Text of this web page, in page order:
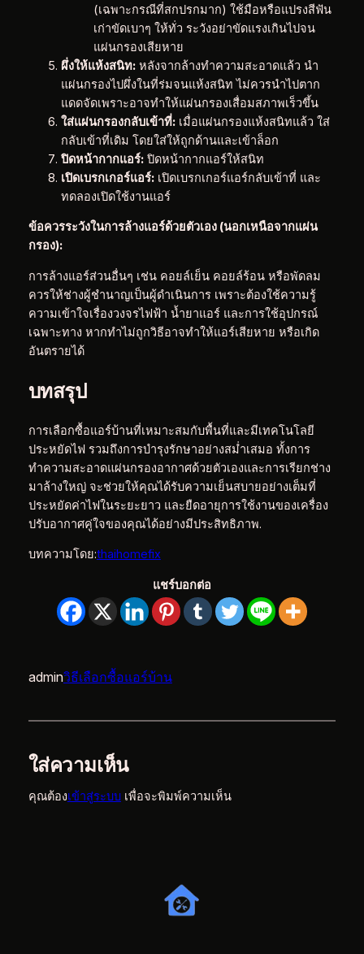
(เฉพาะกรณีที่สกปรกมาก) ใช้มือหรือแปรงสีฟัน
เก่าขัดเบาๆ ให้ทั่ว ระวังอย่าขัดแรงเกินไปจน
แผ่นกรองเสียหาย
ผึ่งให้แห้งสนิท:หลังจากล้างทำความสะอาดแล้ว นำ
แผ่นกรองไปผึ่งในที่ร่มจนแห้งสนิท ไม่ควรนำไปตาก
แดดจัดเพราะอาจทำให้แผ่นกรองเสื่อมสภาพเร็วขึ้น
ใส่แผ่นกรองกลับเข้าที่:เมื่อแผ่นกรองแห้งสนิทแล้ว ใส่
กลับเข้าที่เดิม โดยใส่ให้ถูกด้านและเข้าล็อก
ปิดหน้ากากแอร์:ปิดหน้ากากแอร์ให้สนิท
เปิดเบรกเกอร์แอร์:เปิดเบรกเกอร์แอร์กลับเข้าที่ และ
ทดลองเปิดใช้งานแอร์
ข้อควรระวังในการล้างแอร์ด้วยตัวเอง (นอกเหนือจากแผ่น
กรอง):
การล้างแอร์ส่วนอื่นๆ เช่น คอยล์เย็น คอยล์ร้อน หรือพัดลม
ควรให้ช่างผู้ชำนาญเป็นผู้ดำเนินการ เพราะต้องใช้ความรู้
ความเข้าใจเรื่องวงจรไฟฟ้า น้ำยาแอร์ และการใช้อุปกรณ์
เฉพาะทาง หากทำไม่ถูกวิธีอาจทำให้แอร์เสียหาย หรือเกิด
อันตรายได้
บทสรุป
การเลือกซื้อแอร์บ้านที่เหมาะสมกับพื้นที่และมีเทคโนโลยี
ประหยัดไฟ รวมถึงการบำรุงรักษาอย่างสม่ำเสมอ ทั้งการ
ทำความสะอาดแผ่นกรองอากาศด้วยตัวเองและการเรียกช่าง
มาล้างใหญ่ จะช่วยให้คุณได้รับความเย็นสบายอย่างเต็มที่
ประหยัดค่าไฟในระยะยาว และยืดอายุการใช้งานของเครื่อง
ปรับอากาศคู่ใจของคุณได้อย่างมีประสิทธิภาพ.
บทความโดย:thaihomefix
แชร์บอกต่อ
adminวิธีเลือกซื้อแอร์บ้าน
ใส่ความเห็น
คุณต้องเข้าสู่ระบบเพื่อจะพิมพ์ความเห็น